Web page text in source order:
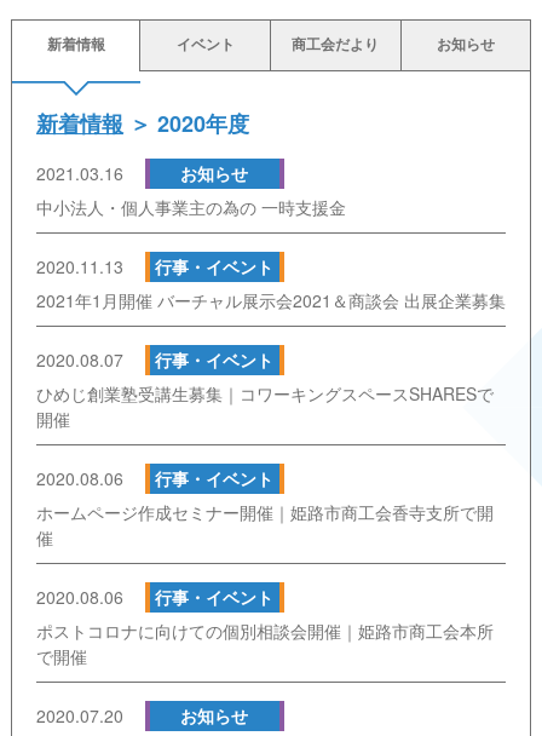
新着情報 イベント 商工会だより お知らせ
新着情報 ＞ 2020年度
2021.03.16
お知らせ
中小法人・個人事業主の為の 一時支援金
2020.11.13
行事・イベント
2021年1月開催 バーチャル展示会2021＆商談会 出展企業募集
2020.08.07
行事・イベント
ひめじ創業塾受講生募集｜コワーキングスペースSHARESで
開催
2020.08.06
行事・イベント
ホームページ作成セミナー開催｜姫路市商工会香寺支所で開
催
2020.08.06
行事・イベント
ポストコロナに向けての個別相談会開催｜姫路市商工会本所
で開催
2020.07.20
お知らせ